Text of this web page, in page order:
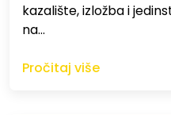
kazalište, izložba i
na…
Pročitaj više